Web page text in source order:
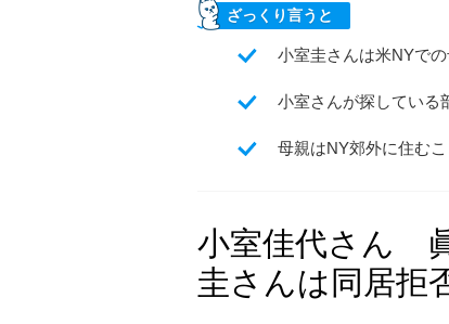
ざっくり言うと
小室圭さんは米NYで
小室さんが探している
母親はNY郊外に住む
小室佳代さん
圭さんは同居拒